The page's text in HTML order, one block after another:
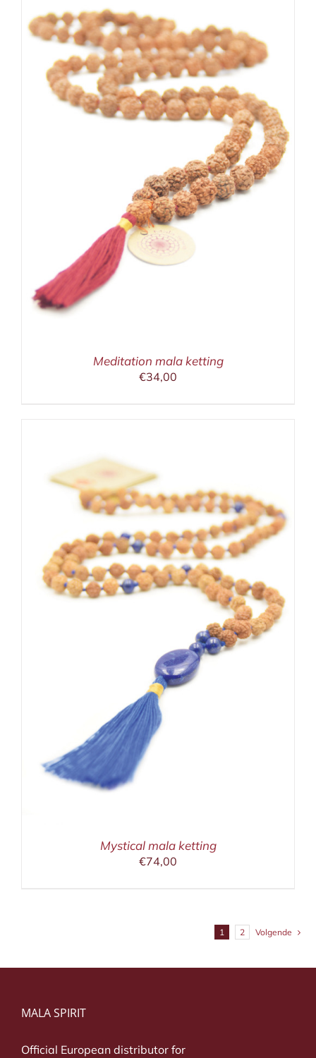
Meditation mala ketting
€34,00
Mystical mala ketting
€74,00
1 2 Volgende
MALA SPIRIT
Official European distributor for